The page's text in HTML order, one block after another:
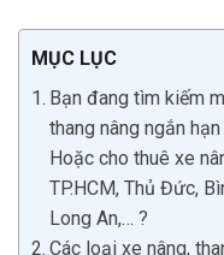
MỤC LỤC
Bạn đang tìm kiếm
thang nâng ngắn
Hoặc cho thuê xe
TP.HCM, Thủ Đức,
Long An,… ?
Các loại xe nâng,